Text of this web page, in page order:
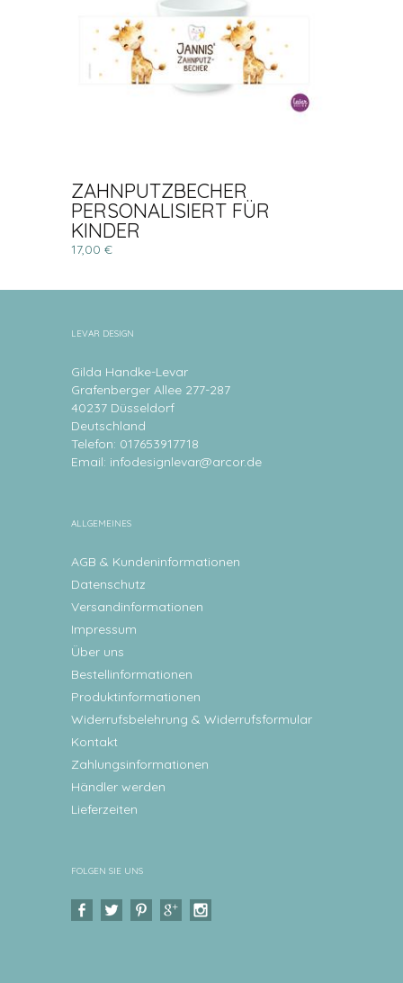
ZAHNPUTZBECHER
PERSONALISIERT FÜR
KINDER
17,00 €
LEVAR DESIGN
Gilda Handke-Levar
Grafenberger Allee 277-287
40237 Düsseldorf
Deutschland
Telefon: 017653917718
Email: infodesignlevar@arcor.de
ALLGEMEINES
AGB & Kundeninformationen
Datenschutz
Versandinformationen
Impressum
Über uns
Bestellinformationen
Produktinformationen
Widerrufsbelehrung & Widerrufsformular
Kontakt
Zahlungsinformationen
Händler werden
Lieferzeiten
FOLGEN SIE UNS